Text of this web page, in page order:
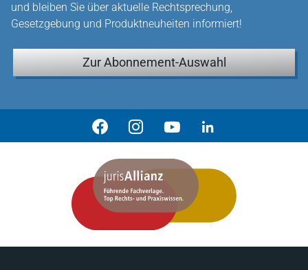
und bleiben Sie über aktuelle Rechtsprechung,
Gesetzgebung und Produktneuheiten informiert!
Zur Abonnement-Auswahl